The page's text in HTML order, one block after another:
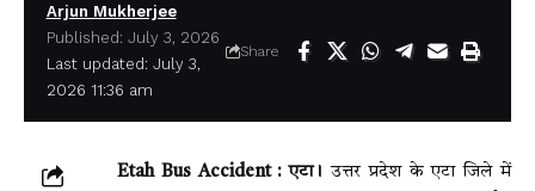
Last updated: July 3,
2026 11:36 am
Arjun Mukherjee
Published: July 3, 2026
Share
Etah Bus Accident : एटा। उत्तर प्रदेश के एटा जिले में